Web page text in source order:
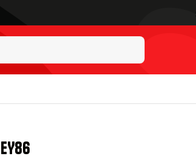
EY86